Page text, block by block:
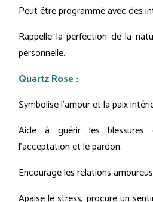
Peut être programmé avec des
Rappelle la perfection de la
personnelle.
Quartz Rose :
Symbolise l'amour et la paix
Aide à guérir les blessures
l'acceptation et le pardon.
Encourage les relations
Apaise le stress, procure un